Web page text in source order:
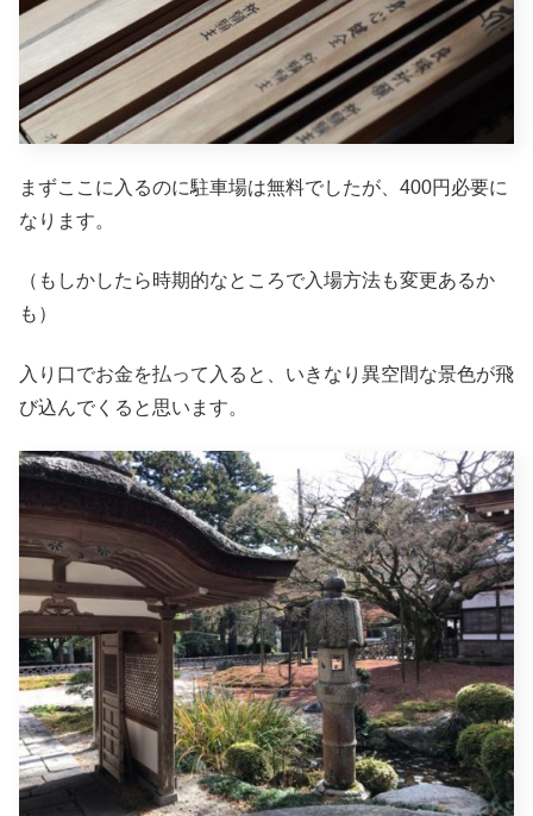
まずここに入るのに駐車場は無料でしたが、400円必要に
なります。
（もしかしたら時期的なところで入場方法も変更あるか
も）
入り口でお金を払って入ると、いきなり異空間な景色が飛
び込んでくると思います。